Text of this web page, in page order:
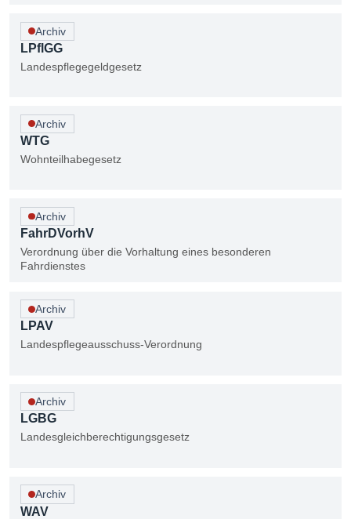
LPflGG
Archiv
Landespflegegeldgesetz
WTG
Archiv
Wohnteilhabegesetz
FahrDVorhV
Archiv
Verordnung über die Vorhaltung eines besonderen
Fahrdienstes
LPAV
Archiv
Landespflegeausschuss-Verordnung
LGBG
Archiv
Landesgleichberechtigungsgesetz
WAV
Archiv